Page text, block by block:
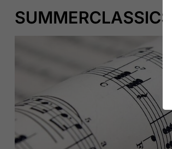
SUMMERCLASSICS